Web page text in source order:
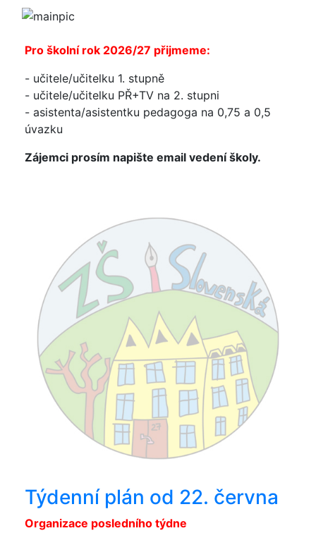
Pro školní rok 2026/27 přijmeme:
- učitele/učitelku 1. stupně
- učitele/učitelku PŘ+TV na 2. stupni
- asistenta/asistentku pedagoga na 0,75 a 0,5
úvazku
Zájemci prosím napište email vedení školy.
Týdenní plán od 22. června
Organizace posledního týdne